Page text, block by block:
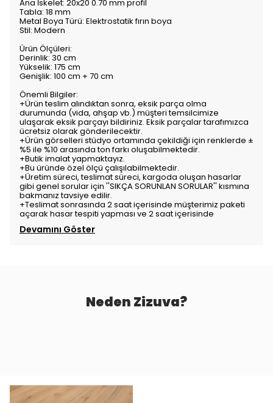
Ana İskelet: 20x20 0.70 mm profil
Tabla: 18 mm
Metal Boya Türü: Elektrostatik fırın boya
Stil: Modern
Ürün Ölçüleri:
Derinlik: 30 cm
Yükselik: 175 cm
Genişlik: 100 cm + 70 cm
Önemli Bilgiler:
+Ürün teslim alındıktan sonra, eksik parça olma
durumunda (vida, ahşap vb.) müşteri temsilcimize
ulaşarak eksik parçayı bildiriniz. Eksik parçalar tarafımızca
ücretsiz olarak gönderilecektir.
+Ürün görselleri stüdyo ortamında çekildiği için renklerde ±
%5 ile %10 arasında ton farkı oluşabilmektedir.
+Butik imalat yapmaktayız.
+Bu üründe özel ölçü çalışılabilmektedir.
+Üretim süreci, teslimat süreci, kargoda oluşan hasarlar
gibi genel sorular için ''SIKÇA SORUNLAN SORULAR'' kısmına
bakmanız tavsiye edilir.
+Teslimat sonrasında 2 saat içerisinde müşterimiz paketi
açarak hasar tespiti yapması ve 2 saat içerisinde
Devamını Göster
Neden Zizuva?